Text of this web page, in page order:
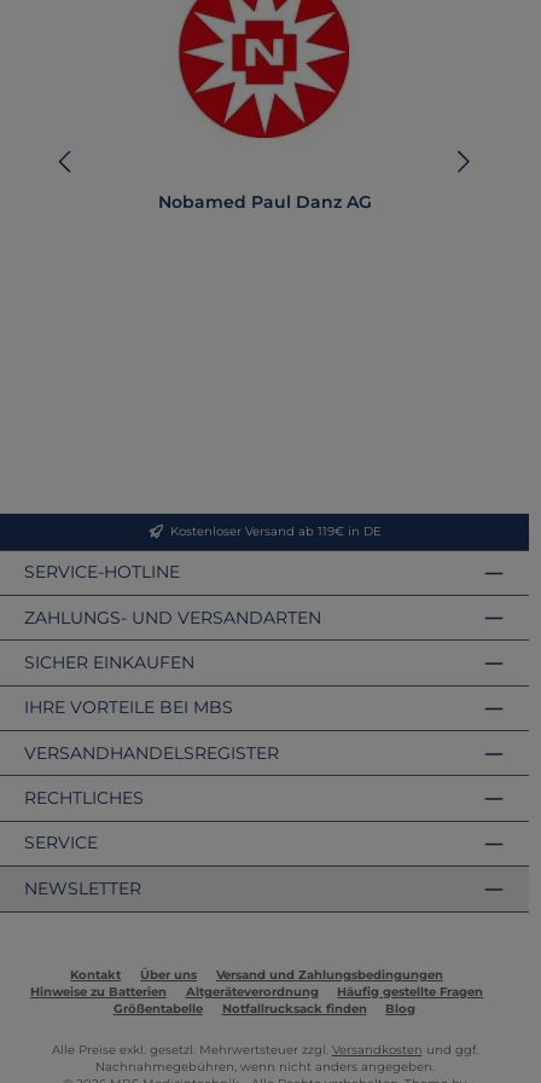
Nobamed Paul Danz AG
Kostenloser Versand ab 119€ in DE
SERVICE-HOTLINE
ZAHLUNGS- UND VERSANDARTEN
VERSANDHANDELSREGISTER
SICHER EINKAUFEN
IHRE VORTEILE BEI MBS
RECHTLICHES
SERVICE
NEWSLETTER
Kontakt Über uns
Versand und Zahlungsbedingungen
Hinweise zu Batterien
Altgeräteverordnung
Häufig gestellte Fragen
Größentabelle
Notfallrucksack finden Blog
Alle Preise exkl. gesetzl. Mehrwertsteuer zzgl. Versandkosten und ggf.
Nachnahmegebühren, wenn nicht anders angegeben.